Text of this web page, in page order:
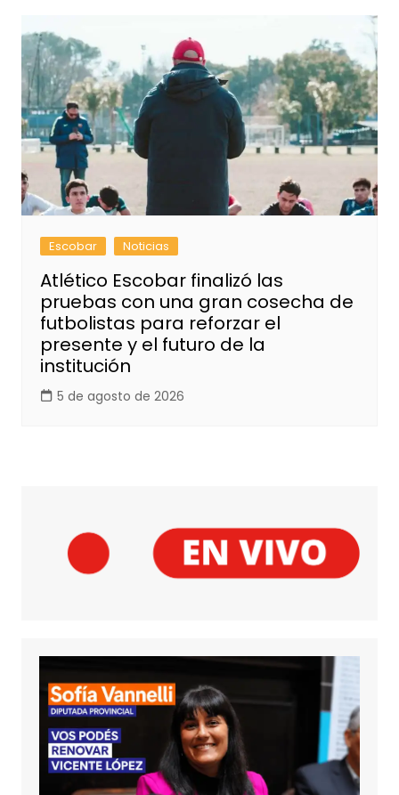
Escobar Noticias
Atlético Escobar finalizó las
pruebas con una gran cosecha de
futbolistas para reforzar el
presente y el futuro de la
institución
5 de agosto de 2026